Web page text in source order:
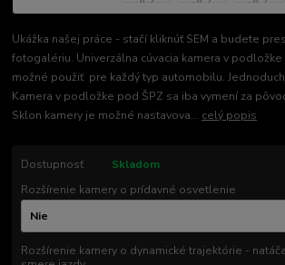
Ukážka našej práce - stačí kliknúť SEM a budete
fotogalériu. Univerzálna cúvacia kamera v
možné použiť pre každý typ automobilu.
Kamera v podložke pod ŠPZ sa iba vymení za
Sklon kamery je možné nastavova... celý popis
Dostupnosť
Skladom
Rozšírenie kamery o prídavné osvetlenie
Rozšírenie kamery o dynamické trajektórie -